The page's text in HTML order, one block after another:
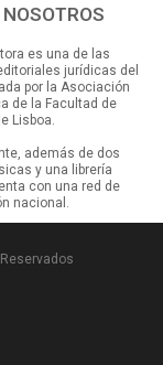
es una de las
jurídicas del
por la Asociación
de la Facultad de
Lisboa.
además de dos
y una librería
con una red de
nacional.